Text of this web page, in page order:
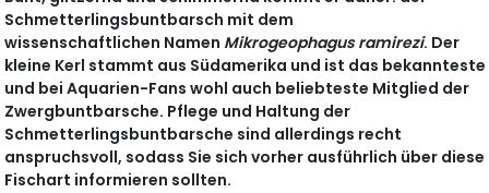
Schmetterlingsbuntbarsch mit dem
wissenschaftlichen Namen Mikrogeophagus ramirezi. Der
kleine Kerl stammt aus Südamerika und ist das bekannteste
und bei Aquarien-Fans wohl auch beliebteste Mitglied der
Zwergbuntbarsche. Pflege und Haltung der
Schmetterlingsbuntbarsche sind allerdings recht
anspruchsvoll, sodass Sie sich vorher ausführlich über diese
Fischart informieren sollten.